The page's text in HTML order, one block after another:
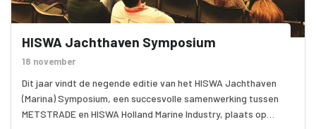
HISWA Jachthaven Symposium
18 november
Dit jaar vindt de negende editie van het HISWA Jachthaven
(Marina) Symposium, een succesvolle samenwerking tussen
METSTRADE en HISWA Holland Marine Industry, plaats op